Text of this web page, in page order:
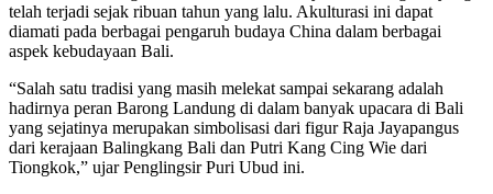
telah terjadi sejak ribuan tahun yang lalu. Akulturasi ini dapat
diamati pada berbagai pengaruh budaya China dalam berbagai
aspek kebudayaan Bali.
“Salah satu tradisi yang masih melekat sampai sekarang adalah
hadirnya peran Barong Landung di dalam banyak upacara di Bali
yang sejatinya merupakan simbolisasi dari figur Raja Jayapangus
dari kerajaan Balingkang Bali dan Putri Kang Cing Wie dari
Tiongkok,” ujar Penglingsir Puri Ubud ini.